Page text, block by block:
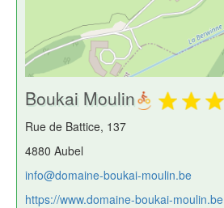
Boukai Moulin
Rue de Battice, 137
4880 Aubel
info@domaine-boukai-moulin.be
https://www.domaine-boukai-moulin.be